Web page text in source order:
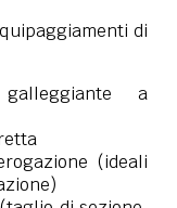
di
a
(ideali